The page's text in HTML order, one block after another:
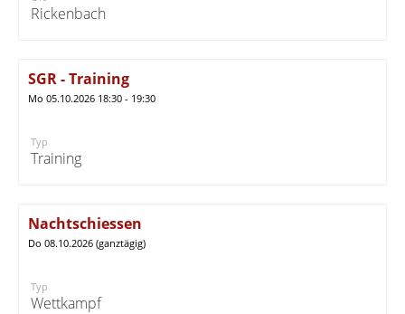
Rickenbach
SGR - Training
Mo 05.10.2026 18:30 - 19:30
Typ
Training
Nachtschiessen
Do 08.10.2026 (ganztägig)
Typ
Wettkampf